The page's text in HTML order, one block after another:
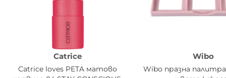
Catrice
Catrice loves PETA матово
Wibo
Wibo празна